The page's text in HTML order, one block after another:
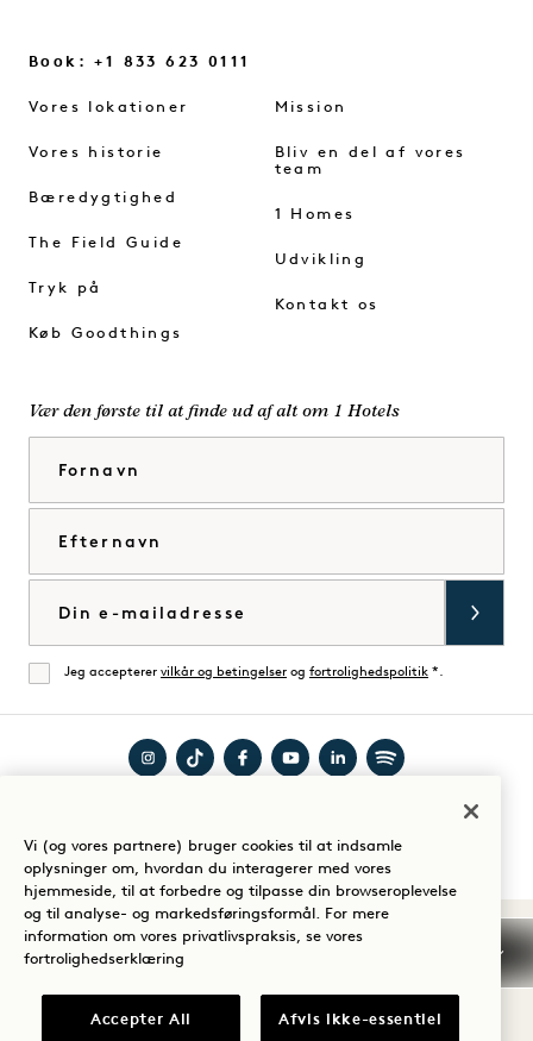
Book: +1 833 623 0111
Vores lokationer
Vores historie
Bæredygtighed
The Field Guide
Tryk på
Køb Goodthings
Mission
Bliv en del af vores
team
1 Homes
Udvikling
Kontakt os
Vær den første til at finde ud af alt om 1 Hotels
Enig
Jeg accepterer vilkår og betingelser og fortrolighedspolitik *.
Hotels
på
Instagram
Hotels
på
TikTok
Hotels
Facebook
Hotels
YouTube
Hotels
på
LinkedIn
Hotels
Spotify
Vilkår og betingelser
Meddelelse om beskyttelse af personlige oplysninger
Vi (og vores partnere) bruger cookies til at indsamle
oplysninger om, hvordan du interagerer med vores
hjemmeside, til at forbedre og tilpasse din browseroplevelse
og til analyse- og markedsføringsformål. For mere
information om vores privatlivspraksis, se vores
fortrolighedserklæring
Accepter All Afvis ikke-essentiel